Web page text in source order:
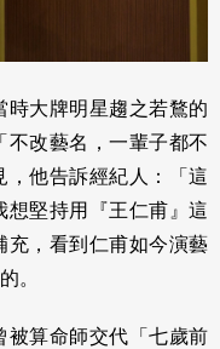
時大牌明星趨之若鶩的
不改藝名，一輩子都不
，他告訴經紀人：「這
想堅持用『王仁甫』這
充，看到仁甫如今演藝
。
被算命師交代「七歲前